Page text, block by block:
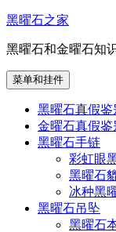
跳
内
容
黑曜石之家
黑曜石和金曜石知
菜单和挂件
黑曜石真假鉴
金曜石真假鉴
黑曜石手链
彩虹眼
黑曜石
冰种黑
黑曜石吊坠
黑曜石